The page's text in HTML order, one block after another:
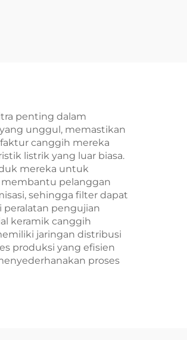
penting dalam
unggul, memastikan
canggih mereka
listrik yang luar biasa.
mereka untuk
pelanggan
sehingga filter dapat
pengujian
keramik canggih
jaringan distribusi
produksi yang efisien
proses